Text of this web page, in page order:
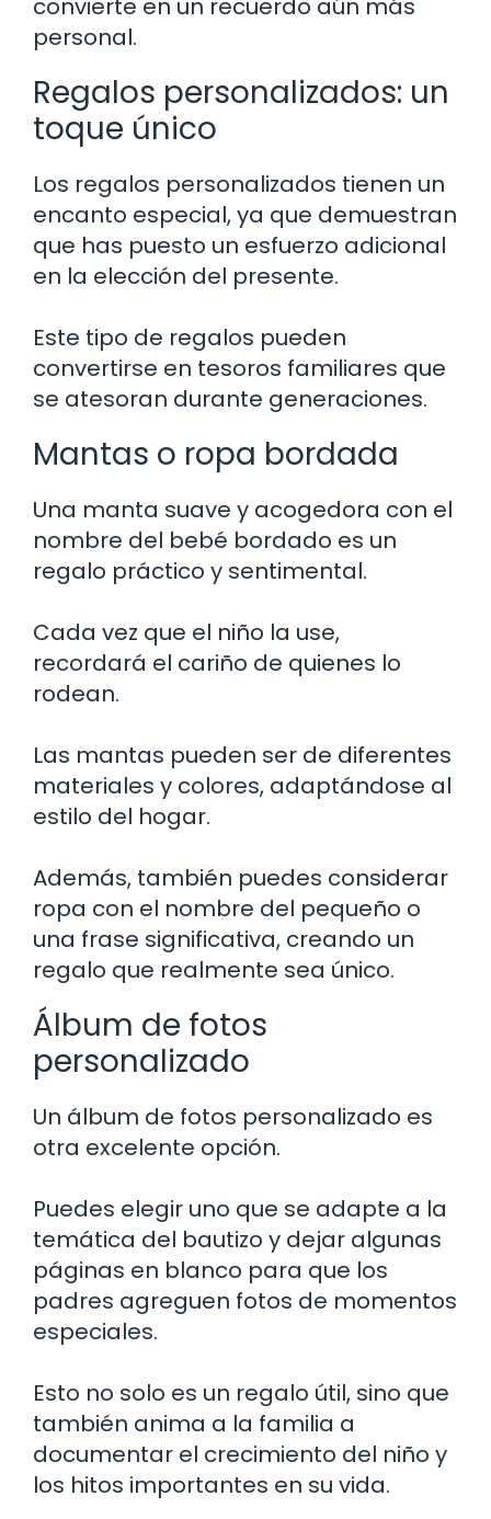
personal.
Regalos personalizados: un
toque único
Los regalos personalizados tienen un
encanto especial, ya que demuestran
que has puesto un esfuerzo adicional
en la elección del presente.
Este tipo de regalos pueden
convertirse en tesoros familiares que
se atesoran durante generaciones.
Mantas o ropa bordada
Una manta suave y acogedora con el
nombre del bebé bordado es un
regalo práctico y sentimental.
Cada vez que el niño la use,
recordará el cariño de quienes lo
rodean.
Las mantas pueden ser de diferentes
materiales y colores, adaptándose al
estilo del hogar.
Además, también puedes considerar
ropa con el nombre del pequeño o
una frase significativa, creando un
regalo que realmente sea único.
Álbum de fotos
personalizado
Un álbum de fotos personalizado es
otra excelente opción.
Puedes elegir uno que se adapte a la
temática del bautizo y dejar algunas
páginas en blanco para que los
padres agreguen fotos de momentos
especiales.
Esto no solo es un regalo útil, sino que
también anima a la familia a
documentar el crecimiento del niño y
los hitos importantes en su vida.